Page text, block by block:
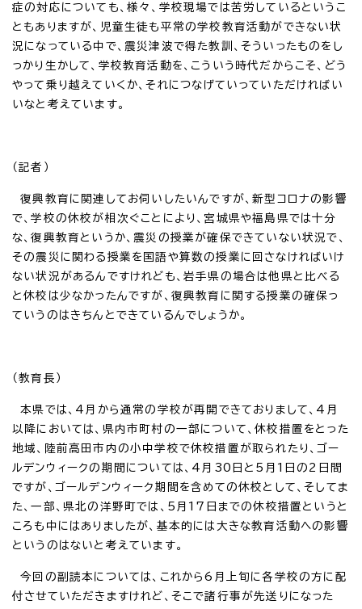
症の対応についても、様々、学校現場では苦労しているというこ
ともありますが、児童生徒も平常の学校教育活動ができない状
況になっている中で、震災津波で得た教訓、そういったものをし
っかり生かして、学校教育活動を、こういう時代だからこそ、どう
やって乗り越えていくか、それにつなげていっていただければい
いなと考えています。
（記者）
復興教育に関連してお伺いしたいんですが、新型コロナの影響
で、学校の休校が相次ぐことにより、宮城県や福島県では十分
な、復興教育というか、震災の授業が確保できていない状況で、
その震災に関わる授業を国語や算数の授業に回さなければいけ
ない状況があるんですけれども、岩手県の場合は他県と比べる
と休校は少なかったんですが、復興教育に関する授業の確保っ
ていうのはきちんとできているんでしょうか。
（教育長）
本県では、4月から通常の学校が再開できておりまして、4月
以降においては、県内市町村の一部について、休校措置をとった
地域、陸前高田市内の小中学校で休校措置が取られたり、ゴー
ルデンウィークの期間については、4月30日と5月1日の2日間
ですが、ゴールデンウィーク期間を含めての休校として、そしてま
た、一部、県北の洋野町では、5月17日までの休校措置というと
ころも中にはありましたが、基本的には大きな教育活動への影響
というのはないと考えています。
今回の副読本については、これから6月上旬に各学校の方に配
付させていただきますけれど、そこで諸行事が先送りになった